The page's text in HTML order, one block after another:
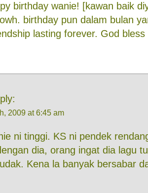
birthday wanie! [kawan baik
birthday pun dalam bulan
lasting forever. God bless
2009 at 6:45 am
ni tinggi. KS ni pendek
dia, orang ingat dia lagu
Kena la banyak bersabar